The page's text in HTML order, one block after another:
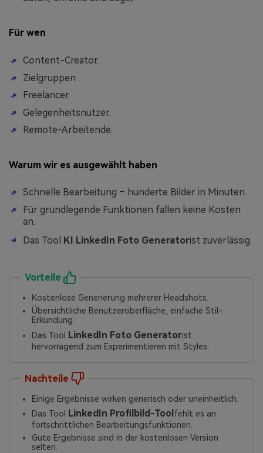
Für wen
Content-Creator.
Zielgruppen
Freelancer.
Gelegenheitsnutzer.
Remote-Arbeitende.
Warum wir es ausgewählt haben
Schnelle Bearbeitung – hunderte Bilder in Minuten.
Für grundlegende Funktionen fallen keine Kosten
an.
Das Tool KI LinkedIn Foto Generatorist zuverlässig.
Vorteile
Kostenlose Generierung mehrerer Headshots.
Übersichtliche Benutzeroberfläche, einfache Stil-
Erkundung.
Das Tool LinkedIn Foto Generatorist
hervorragend zum Experimentieren mit Styles.
Nachteile
Einige Ergebnisse wirken generisch oder uneinheitlich.
Das Tool LinkedIn Profilbild-Tool fehlt es an
fortschrittlichen Bearbeitungsfunktionen.
Gute Ergebnisse sind in der kostenlosen Version
selten.
Unbegrenzt KI-